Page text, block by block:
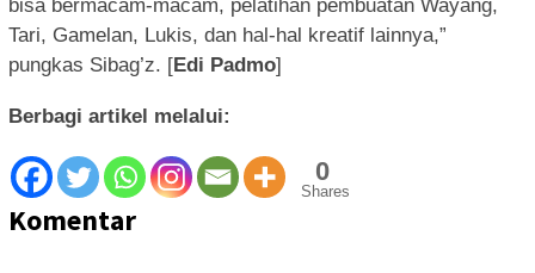
bisa bermacam-macam, pelatihan pembuatan Wayang,
Tari, Gamelan, Lukis, dan hal-hal kreatif lainnya,”
pungkas Sibag’z. [Edi Padmo]
Berbagi artikel melalui:
0
Shares
Komentar